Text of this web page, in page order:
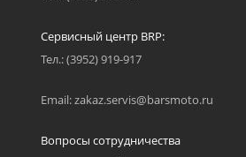
Сервисный центр BRP:
Тел.: (3952) 919-917
Email: zakaz.servis@barsmoto.ru
Вопросы сотрудничества